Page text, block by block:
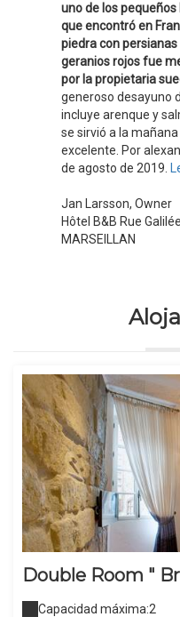
uno de los
que encontró en
piedra con
geranios rojos fue
por la propietaria
generoso desayuno
incluye arenque y
se sirvió a la
excelente. Por
de agosto de 2019.
Jan Larsson, Owner
Hôtel B&B Rue Galilée
MARSEILLAN
Double Room "
Capacidad máxima:2